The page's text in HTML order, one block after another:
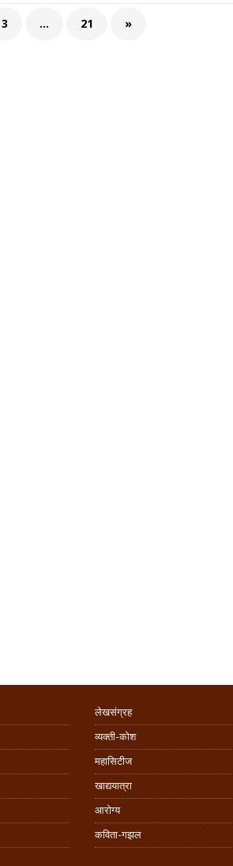
3 … 21 »
लेखसंग्रह
व्यक्ती-कोश
महासिटीज
खाद्ययात्रा
आरोग्य
कविता-गझल